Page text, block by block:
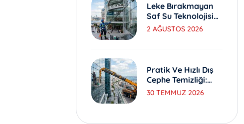
Leke Bırakmayan
Saf Su Teknolojisi
Ile Dış Cephe
2 AĞUSTOS 2026
Pratik Ve Hızlı Dış
Cephe Temizliği:
Sepetli Vinç
30 TEMMUZ 2026